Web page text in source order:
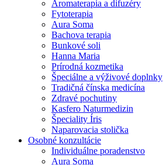
Aromaterapia a difuzéry
Fytoterapia
Aura Soma
Bachova terapia
Bunkové soli
Hanna Maria
Prírodná kozmetika
Špeciálne a výživové doplnky
Tradičná čínska medicína
Zdravé pochutiny
Kasfero Naturmedizin
Špeciality Íris
Naparovacia stolička
Osobné konzultácie
Individuálne poradenstvo
Aura Soma